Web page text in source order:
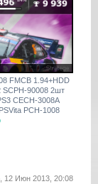
FMCB 1.94+HDD
SCPH-90008 2шт
CECH-3008A
PCH-1008
12 Июн 2013, 20:08